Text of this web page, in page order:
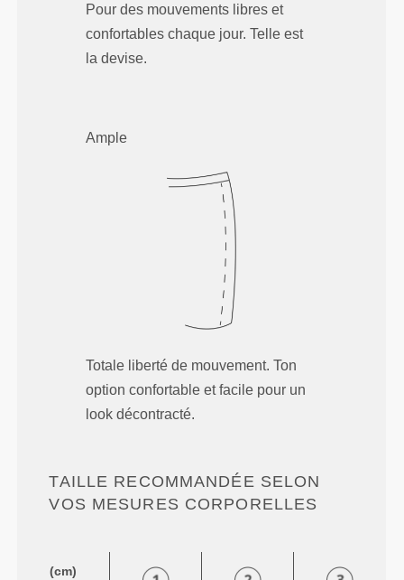
Pour des mouvements libres et
confortables chaque jour. Telle est
la devise.
Ample
Totale liberté de mouvement. Ton
option confortable et facile pour un
look décontracté.
TAILLE RECOMMANDÉE SELON
VOS MESURES CORPORELLES
(cm)